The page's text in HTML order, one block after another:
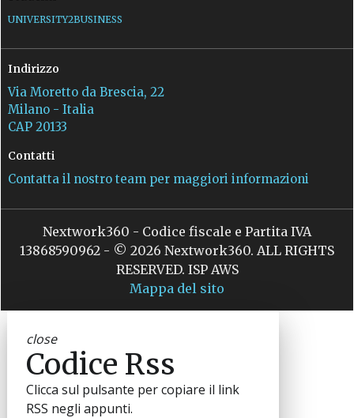
UNIVERSITY2BUSINESS
Indirizzo
Via Moretto da Brescia, 22
Milano - Italia
CAP 20133
Contatti
Contatta il nostro team per maggiori informazioni
Nextwork360 - Codice fiscale e Partita IVA
13868590962 - © 2026 Nextwork360. ALL RIGHTS
RESERVED. ISP AWS
Mappa del sito
close
Codice Rss
Clicca sul pulsante per copiare il link
RSS negli appunti.